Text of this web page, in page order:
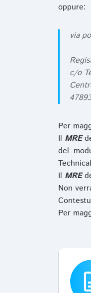
oppure:
via
c/o
Per
Il MRE
del
Il MRE
Non
Per